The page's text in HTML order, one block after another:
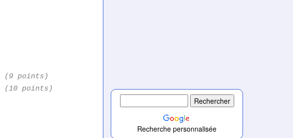
(9 points)
(10 points)
Recherche personnalisée